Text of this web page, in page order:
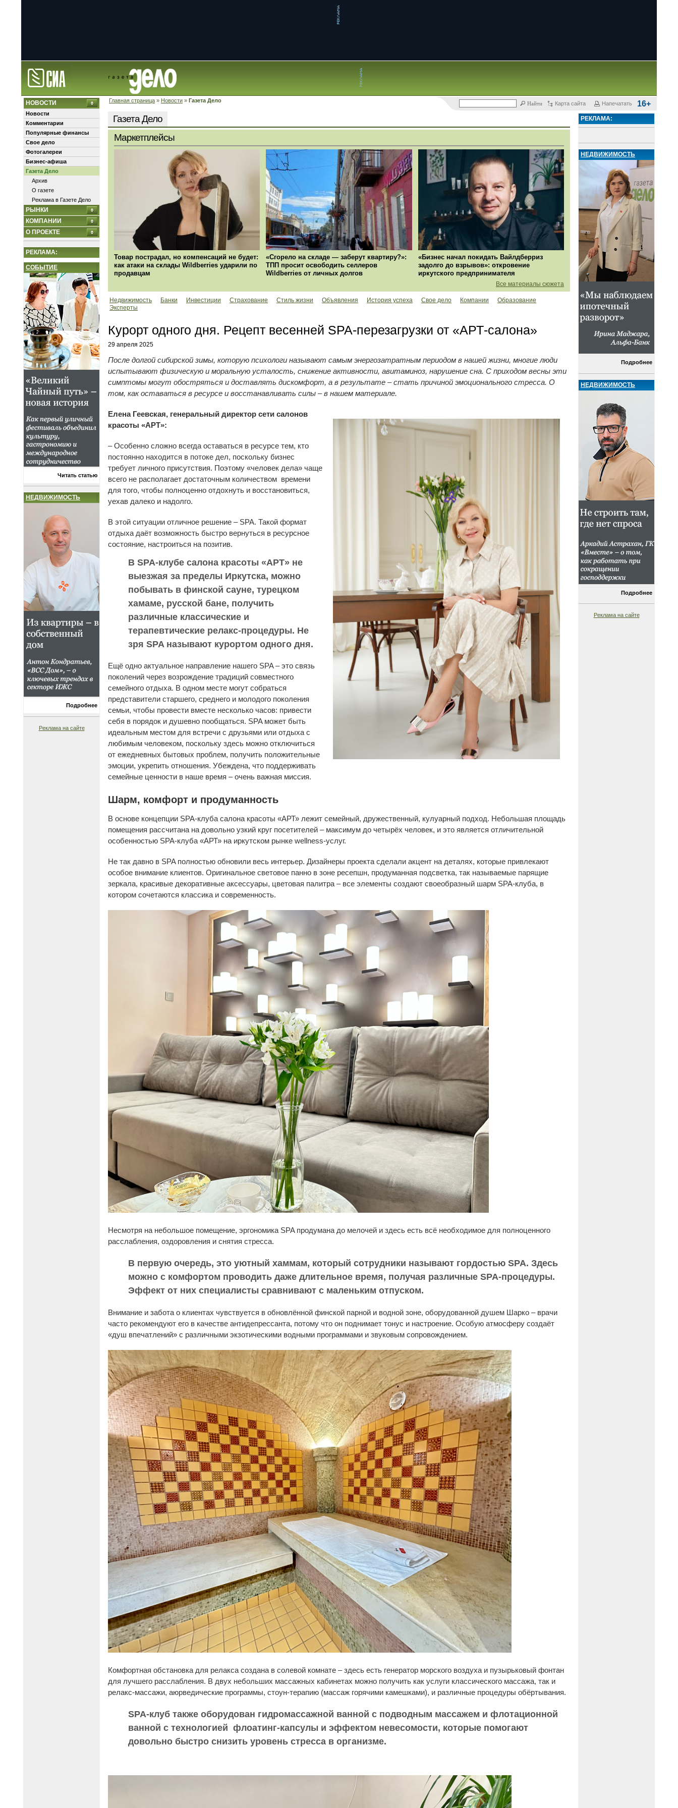
Главная страница » Новости » Газета Дело
Карта сайта Напечатать 16+
НОВОСТИ
Новости
Комментарии
Популярные финансы
Свое дело
Фотогалереи
Бизнес-афиша
Газета Дело
Архив
О газете
Реклама в Газете Дело
РЫНКИ
КОМПАНИИ
О ПРОЕКТЕ
РЕКЛАМА:
СОБЫТИЕ
Читать статью
НЕДВИЖИМОСТЬ
Подробнее
Реклама на сайте
Газета Дело
Маркетплейсы
Товар пострадал, но компенсаций не будет:
как атаки на склады Wildberries ударили по
продавцам
«Сгорело на складе — заберут квартиру?»:
ТПП просит освободить селлеров
Wildberries от личных долгов
«Бизнес начал покидать Вайлдберриз
задолго до взрывов»: откровение
иркутского предпринимателя
Все материалы сюжета
Недвижимость Банки Инвестиции Страхование Стиль жизни Объявления История успеха Свое дело Компании
Образование
Эксперты
Курорт одного дня. Рецепт весенней SPA-перезагрузки от «АРТ-салона»
29 апреля 2025
После долгой сибирской зимы, которую психологи называют самым энергозатратным периодом в нашей жизни, многие люди
испытывают физическую и моральную усталость, снижение активности, авитаминоз, нарушение сна. С приходом весны эти
симптомы могут обостряться и доставлять дискомфорт, а в результате – стать причиной эмоционального стресса. О
том, как оставаться в ресурсе и восстанавливать силы – в нашем материале.
Елена Геевская, генеральный директор сети салонов
красоты «АРТ»:
– Особенно сложно всегда оставаться в ресурсе тем, кто
постоянно находится в потоке дел, поскольку бизнес
требует личного присутствия. Поэтому «человек дела» чаще
всего не располагает достаточным количеством времени
для того, чтобы полноценно отдохнуть и восстановиться,
уехав далеко и надолго.
В этой ситуации отличное решение – SPA. Такой формат
отдыха даёт возможность быстро вернуться в ресурсное
состояние, настроиться на позитив.
В SPA-клубе салона красоты «АРТ» не
выезжая за пределы Иркутска, можно
побывать в финской сауне, турецком
хамаме, русской бане, получить
различные классические и
терапевтические релакс-процедуры. Не
зря SPA называют курортом одного дня.
Ещё одно актуальное направление нашего SPA – это связь
поколений через возрождение традиций совместного
семейного отдыха. В одном месте могут собраться
представители старшего, среднего и молодого поколения
семьи, чтобы провести вместе несколько часов: привести
себя в порядок и душевно пообщаться. SPA может быть
идеальным местом для встречи с друзьями или отдыха с
любимым человеком, поскольку здесь можно отключиться
от ежедневных бытовых проблем, получить положительные
эмоции, укрепить отношения. Убеждена, что поддерживать
семейные ценности в наше время – очень важная миссия.
Шарм, комфорт и продуманность
В основе концепции SPA-клуба салона красоты «АРТ» лежит семейный, дружественный, кулуарный подход. Небольшая площадь
помещения рассчитана на довольно узкий круг посетителей – максимум до четырёх человек, и это является отличительной
особенностью SPA-клуба «АРТ» на иркутском рынке wellness-услуг.
Не так давно в SPA полностью обновили весь интерьер. Дизайнеры проекта сделали акцент на деталях, которые привлекают
особое внимание клиентов. Оригинальное световое панно в зоне ресепшн, продуманная подсветка, так называемые парящие
зеркала, красивые декоративные аксессуары, цветовая палитра – все элементы создают своеобразный шарм SPA-клуба, в
котором сочетаются классика и современность.
Несмотря на небольшое помещение, эргономика SPA продумана до мелочей и здесь есть всё необходимое для полноценного
расслабления, оздоровления и снятия стресса.
В первую очередь, это уютный хаммам, который сотрудники называют гордостью SPA. Здесь
можно с комфортом проводить даже длительное время, получая различные SPA-процедуры.
Эффект от них специалисты сравнивают с маленьким отпуском.
Внимание и забота о клиентах чувствуется в обновлённой финской парной и водной зоне, оборудованной душем Шарко – врачи
часто рекомендуют его в качестве антидепрессанта, потому что он поднимает тонус и настроение. Особую атмосферу создаёт
«душ впечатлений» с различными экзотическими водными программами и звуковым сопровождением.
Комфортная обстановка для релакса создана в солевой комнате – здесь есть генератор морского воздуха и пузырьковый фонтан
для лучшего расслабления. В двух небольших массажных кабинетах можно получить как услуги классического массажа, так и
релакс-массажи, аюрведические программы, стоун-терапию (массаж горячими камешками), и различные процедуры обёртывания.
SPA-клуб также оборудован гидромассажной ванной с подводным массажем и флотационной
ванной с технологией флоатинг-капсулы и эффектом невесомости, которые помогают
довольно быстро снизить уровень стресса в организме.
РЕКЛАМА:
НЕДВИЖИМОСТЬ
Подробнее
НЕДВИЖИМОСТЬ
Подробнее
Реклама на сайте